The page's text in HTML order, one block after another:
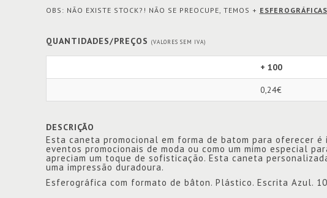
OBS: NÃO EXISTE STOCK?! NÃO SE PREOCUPE, TEMOS + ESFEROGRÁFICAS
QUANTIDADES/PREÇOS (VALORES SEM IVA)
+ 100
0,24€
DESCRIÇÃO
Esta caneta promocional em forma de batom para oferecer
eventos promocionais de moda ou como um mimo especial
apreciam um toque de sofisticação. Esta caneta
uma impressão duradoura.
Esferográfica com formato de bâton. Plástico. Escrita Azul.